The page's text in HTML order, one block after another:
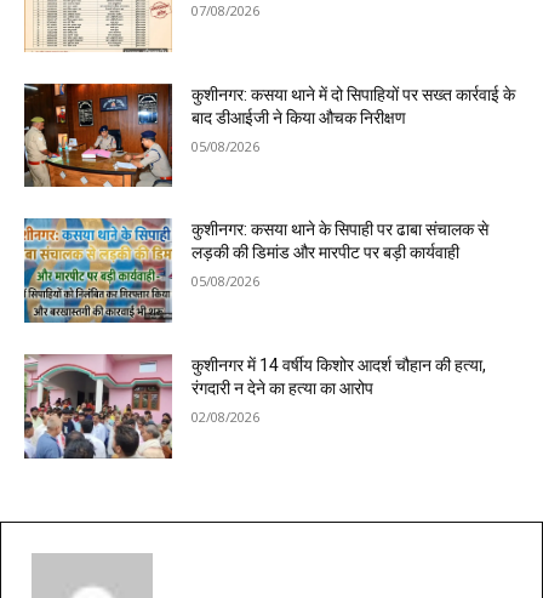
07/08/2026
कुशीनगर: कसया थाने में दो सिपाहियों पर सख्त कार्रवाई के
बाद डीआईजी ने किया औचक निरीक्षण
05/08/2026
कुशीनगर: कसया थाने के सिपाही पर ढाबा संचालक से
लड़की की डिमांड और मारपीट पर बड़ी कार्यवाही
05/08/2026
कुशीनगर में 14 वर्षीय किशोर आदर्श चौहान की हत्या,
रंगदारी न देने का हत्या का आरोप
02/08/2026